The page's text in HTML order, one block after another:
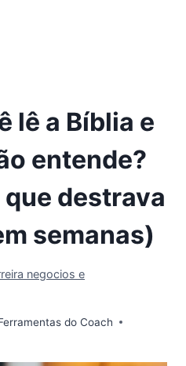
lê a Bíblia e
entende?
destrava
semanas)
negocios e
do Coach